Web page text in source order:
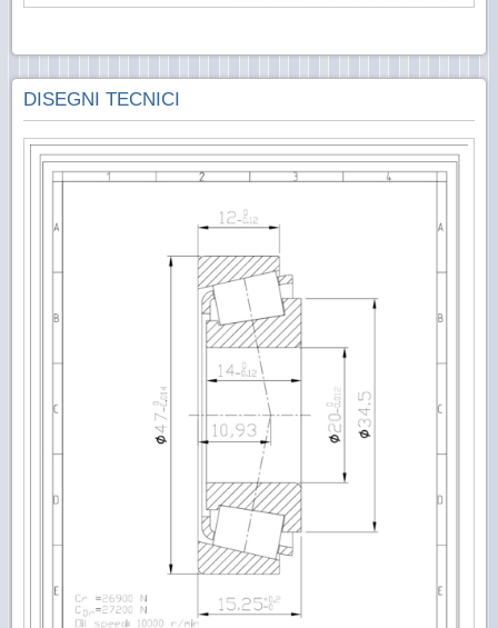
DISEGNI TECNICI